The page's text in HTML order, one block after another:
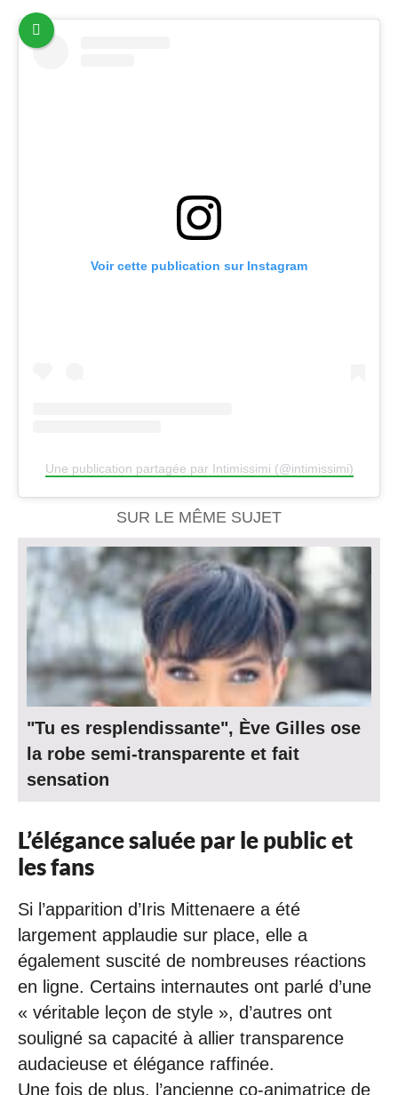
Voir cette publication sur Instagram
Une publication partagée par Intimissimi (@intimissimi)
SUR LE MÊME SUJET
"Tu es resplendissante", Ève Gilles ose
la robe semi-transparente et fait
sensation
L’élégance saluée par le public et
les fans
Si l’apparition d’Iris Mittenaere a été
largement applaudie sur place, elle a
également suscité de nombreuses réactions
en ligne. Certains internautes ont parlé d’une
« véritable leçon de style », d’autres ont
souligné sa capacité à allier transparence
audacieuse et élégance raffinée.
Une fois de plus, l’ancienne co-animatrice de